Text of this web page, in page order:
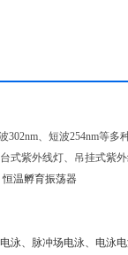
302nm、短波254nm等
式紫外线灯、吊挂式紫
温孵育振荡器
泳、脉冲场电泳、电泳